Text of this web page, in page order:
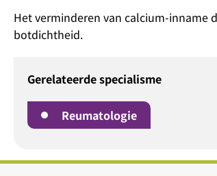
Het verminderen van calcium-inname
botdichtheid.
Gerelateerde specialisme
Reumatologie